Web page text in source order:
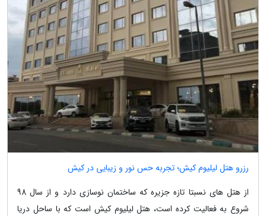
رزرو هتل لیلیوم کیش؛ تجربه حس نور و زیبایی در کیش
از هتل های نسبتا تازه جزیره که ساختمان نوسازی دارد و از سال 98
شروع به فعالیت کرده است، هتل لیلیوم کیش است که با ساحل دریا